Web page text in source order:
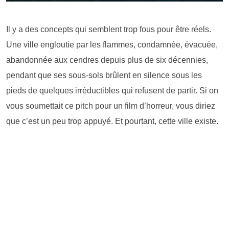
Il y a des concepts qui semblent trop fous pour être réels.
Une ville engloutie par les flammes, condamnée, évacuée,
abandonnée aux cendres depuis plus de six décennies,
pendant que ses sous-sols brûlent en silence sous les
pieds de quelques irréductibles qui refusent de partir. Si on
vous soumettait ce pitch pour un film d’horreur, vous diriez
que c’est un peu trop appuyé. Et pourtant, cette ville existe.